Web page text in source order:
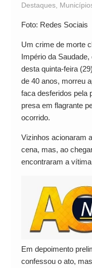
Destaques,
Foto: Redes Sociais
Um crime de morte
Império da Saudade,
desta quinta-feira
de 40 anos, morreu
faca desferidos pela
presa em flagrante
ocorrido.
Vizinhos acionaram
cena, mas, ao
encontraram a
Em depoimento
confessou o ato,